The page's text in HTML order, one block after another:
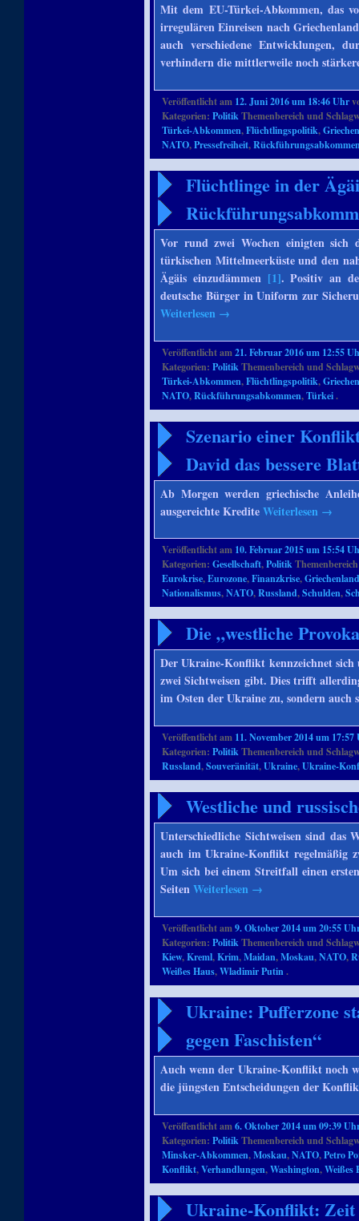
Mit dem EU-Türkei-Abkommen, das
irregulären Einreisen nach
auch verschiedene Entwicklungen,
verhindern die mittlerweile noch
Veröffentlicht am 12. Juni 2016 um 18:46 Uhr
Kategorien:PolitikThemenbereich und
Türkei-Abkommen,Flüchtlingspolitik,
NATO,Pressefreiheit,
Flüchtlinge in der
Vor rund zwei Wochen einigten sich
türkischen Mittelmeerküste und den
Ägäis einzudämmen [1]. Positiv an
deutsche Bürger in Uniform zur
Weiterlesen →
Veröffentlicht am21. Februar 2016 um 12:55
Kategorien:PolitikThemenbereich und
Türkei-Abkommen,Flüchtlingspolitik,
NATO,Rückführungsabkommen,Türkei.
Szenario einer
David das bessere
Ab Morgen werden griechische
ausgereichte KrediteWeiterlesen →
Veröffentlicht am 10. Februar 2015 um 15:54
Kategorien:Gesellschaft,Politik
Eurokrise,Eurozone,Finanzkrise,
Nationalismus,NATO,Russland,Schulden,
Die „westliche
Der Ukraine-Konflikt kennzeichnet sich
zwei Sichtweisen gibt. Dies trifft
im Osten der Ukraine zu, sondern auch
Veröffentlicht am 11. November 2014 um 17:57
Kategorien:PolitikThemenbereich und
Russland,Souveränität,Ukraine,Ukraine-
Westliche und
Unterschiedliche Sichtweisen sind das
auch im Ukraine-Konflikt regelmäßig
Um sich bei einem Streitfall einen
SeitenWeiterlesen →
Veröffentlicht am9. Oktober 2014 um 20:55
Kategorien:PolitikThemenbereich und
Kiew,Kreml,Krim,Maidan,Moskau,NATO,
Weißes Haus,Wladimir Putin.
Ukraine: Pufferzone
gegen Faschisten“
Auch wenn der Ukraine-Konflikt noch
die jüngsten Entscheidungen der
Veröffentlicht am6. Oktober 2014 um 09:39
Kategorien:PolitikThemenbereich und
Minsker-Abkommen,Moskau,NATO,Petro
Konflikt,Verhandlungen,Washington,Weißes
Ukraine-Konflikt: Zeit